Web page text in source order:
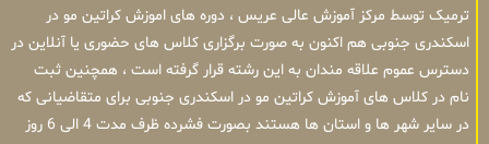
ترمیک توسط مرکز آموزش عالی عریس ، دوره های اموزش کراتین مو در
اسکندری جنوبی هم اکنون به صورت برگزاری کلاس های حضوری یا آنلاین در
دسترس عموم علاقه مندان به این رشته قرار گرفته است ، همچنین ثبت
نام در کلاس های آموزش کراتین مو در اسکندری جنوبی برای متقاضیانی که
در سایر شهر ها و استان ها هستند بصورت فشرده ظرف مدت 4 الی 6 روز